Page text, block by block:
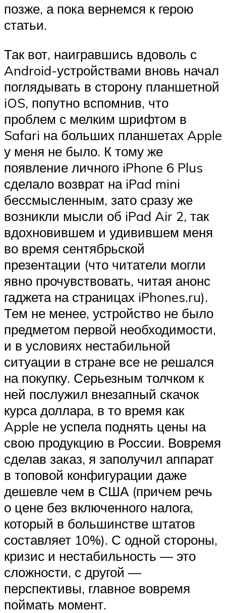
позже, а пока вернемся к герою
статьи.
Так вот, наигравшись вдоволь с
Android-устройствами вновь начал
поглядывать в сторону планшетной
iOS, попутно вспомнив, что
проблем с мелким шрифтом в
Safari на больших планшетах Apple
у меня не было. К тому же
появление личного iPhone 6 Plus
сделало возврат на iPad mini
бессмысленным, зато сразу же
возникли мысли об iPad Air 2, так
вдохновившем и удивившем меня
во время сентябрьской
презентации (что читатели могли
явно прочувствовать, читая анонс
гаджета на страницах iPhones.ru).
Тем не менее, устройство не было
предметом первой необходимости,
и в условиях нестабильной
ситуации в стране все не решался
на покупку. Серьезным толчком к
ней послужил внезапный скачок
курса доллара, в то время как
Apple не успела поднять цены на
свою продукцию в России. Вовремя
сделав заказ, я заполучил аппарат
в топовой конфигурации даже
дешевле чем в США (причем речь
о цене без включенного налога,
который в большинстве штатов
составляет 10%). С одной стороны,
кризис и нестабильность — это
сложности, с другой —
перспективы, главное вовремя
поймать момент.